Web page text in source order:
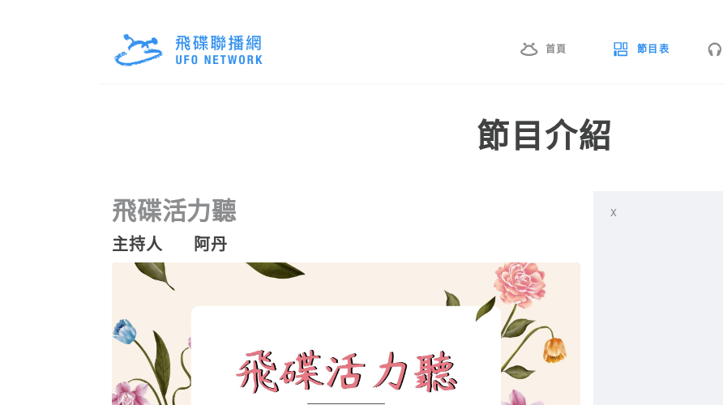
首頁 節目表
節目介紹
飛碟活力聽
主持人 阿丹
x